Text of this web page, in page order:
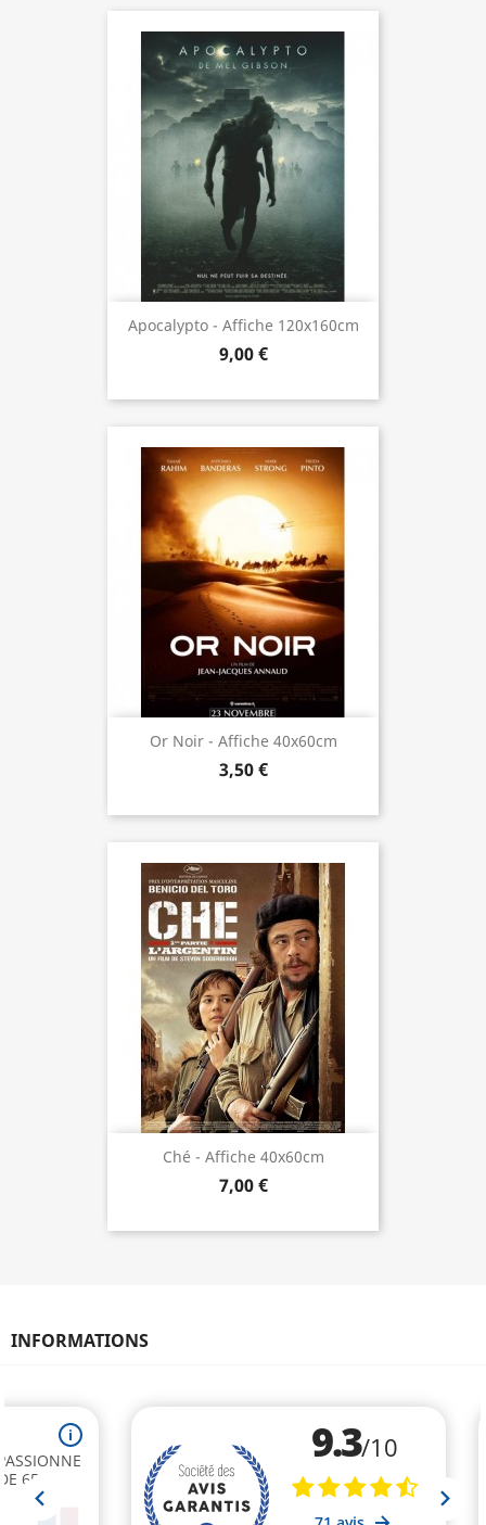
Apocalypto - Affiche 120x160cm
9,00 €
Or Noir - Affiche 40x60cm
3,50 €
Ché - Affiche 40x60cm
7,00 €
INFORMATIONS